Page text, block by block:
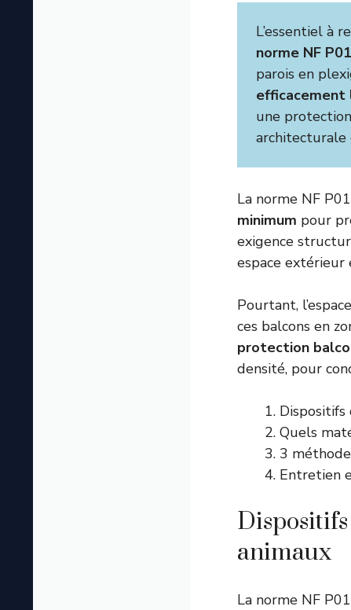
L’essentiel à
norme NF
parois en
efficacement
une
La norme NF
minimum pour
exigence
espace extérieur
Pourtant,
ces balcons en
protection
densité, pour
Quels
3
Entretien
animaux
La norme NF